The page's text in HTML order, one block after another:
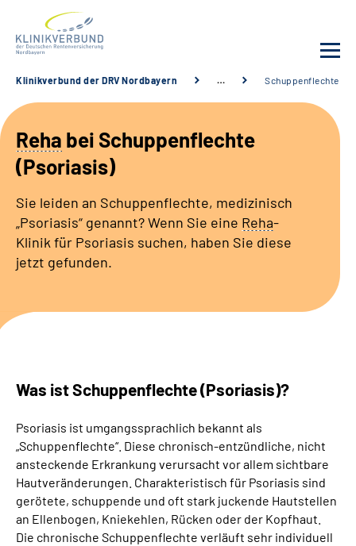
Unsere Kliniken
Behandlungsangebot
Karriere
Klinikverbund der DRV Nordbayern … Schuppenflechte
Reha bei Schuppenflechte
(Psoriasis)
Sie leiden an Schuppenflechte, medizinisch
„Psoriasis“ genannt? Wenn Sie eine Reha-
Klinik für Psoriasis suchen, haben Sie diese
jetzt gefunden.
Was ist Schuppenflechte (Psoriasis)?
Psoriasis ist umgangssprachlich bekannt als
„Schuppenflechte“. Diese chronisch-entzündliche, nicht
ansteckende Erkrankung verursacht vor allem sichtbare
Hautveränderungen. Charakteristisch für Psoriasis sind
gerötete, schuppende und oft stark juckende Hautstellen
an Ellenbogen, Kniekehlen, Rücken oder der Kopfhaut.
Die chronische Schuppenflechte verläuft sehr individuell